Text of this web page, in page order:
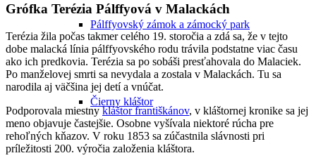
Pálffyovský zámok a zámocký park
Čierny kláštor
Grófka Terézia Pálffyová v Malackách
Terézia žila počas takmer celého 19. storočia a zdá sa, že v tejto
dobe malacká línia pálffyovského rodu trávila podstatne viac času
ako ich predkovia. Terézia sa po sobáši presťahovala do Malaciek.
Po manželovej smrti sa nevydala a zostala v Malackách. Tu sa
narodila aj väčšina jej detí a vnúčat.
Podporovala miestnykláštor františkánov, v kláštornej kronike sa jej
meno objavuje častejšie. Osobne vyšívala niektoré rúcha pre
rehoľných kňazov. V roku 1853 sa zúčastnila slávnosti pri
príležitosti 200. výročia založenia kláštora.